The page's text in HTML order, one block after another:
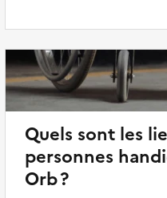
Quels sont les
personnes
Orb ?